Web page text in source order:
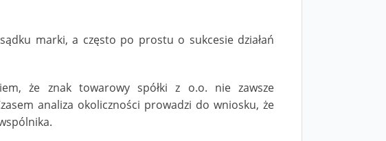
marki, a często po prostu o sukcesie działań
że znak towarowy spółki z o.o. nie zawsze
analiza okoliczności prowadzi do wniosku, że